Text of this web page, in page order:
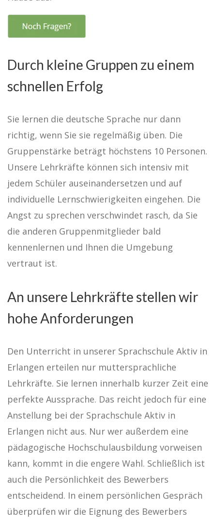
Durch kleine Gruppen zu einem
schnellen Erfolg
Sie lernen die deutsche Sprache nur dann
richtig, wenn Sie sie regelmäßig üben. Die
Gruppenstärke beträgt höchstens 10 Personen.
Unsere Lehrkräfte können sich intensiv mit
jedem Schüler auseinandersetzen und auf
individuelle Lernschwierigkeiten eingehen. Die
Angst zu sprechen verschwindet rasch, da Sie
die anderen Gruppenmitglieder bald
kennenlernen und Ihnen die Umgebung
vertraut ist.
An unsere Lehrkräfte stellen wir
hohe Anforderungen
Den Unterricht in unserer Sprachschule Aktiv in
Erlangen erteilen nur muttersprachliche
Lehrkräfte. Sie lernen innerhalb kurzer Zeit eine
perfekte Aussprache. Das reicht jedoch für eine
Anstellung bei der Sprachschule Aktiv in
Erlangen nicht aus. Nur wer außerdem eine
pädagogische Hochschulausbildung vorweisen
kann, kommt in die engere Wahl. Schließlich ist
auch die Persönlichkeit des Bewerbers
entscheidend. In einem persönlichen Gespräch
überprüfen wir die Eignung des Bewerbers